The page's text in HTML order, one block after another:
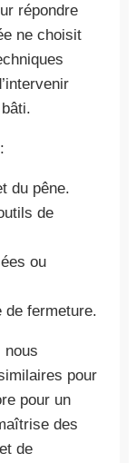
répondre
ne choisit
du pêne.
de
ou
de fermeture.
nous
pour
pour un
des
de